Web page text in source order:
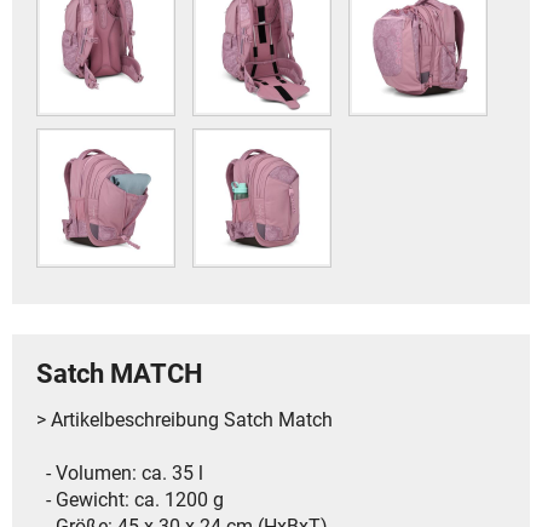
Satch MATCH
> Artikelbeschreibung Satch Match
- Volumen: ca. 35 l
- Gewicht: ca. 1200 g